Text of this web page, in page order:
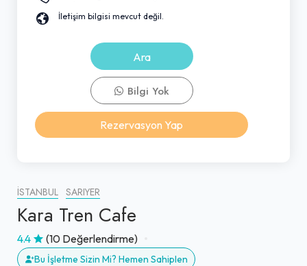
İSTANBUL SARIYER
Kara Tren Cafe
4.4 (10 Değerlendirme)
Bu İşletme Sizin Mi? Hemen Sahiplen
İletişim bilgisi mevcut değil.
Ara
Bilgi Yok
Rezervasyon Yap